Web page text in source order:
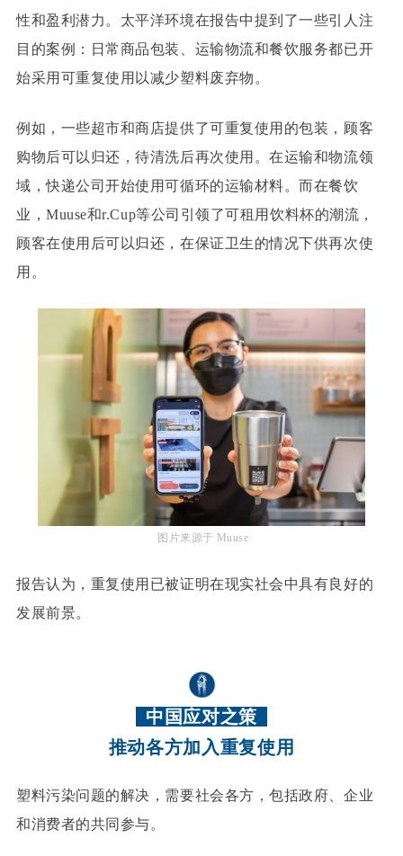
性和盈利潜力。太平洋环境在报告中提到了一些引人注
目的案例：日常商品包装、运输物流和餐饮服务都已开
始采用可重复使用以减少塑料废弃物。
例如，一些超市和商店提供了可重复使用的包装，顾客
购物后可以归还，待清洗后再次使用。在运输和物流领
域，快递公司开始使用可循环的运输材料。而在餐饮
业，Muuse和r.Cup等公司引领了可租用饮料杯的潮流，
顾客在使用后可以归还，在保证卫生的情况下供再次使
用。
图片来源于 Muuse
报告认为，重复使用已被证明在现实社会中具有良好的
发展前景。
中国应对之策
推动各方加入重复使用
塑料污染问题的解决，需要社会各方，包括政府、企业
和消费者的共同参与。